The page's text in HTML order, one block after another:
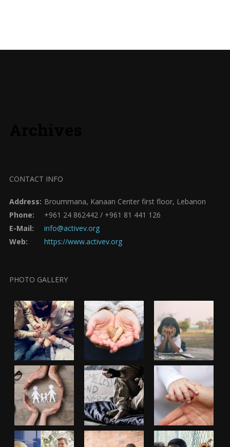
CONTACT INFO
Address: Broummana, Kanaan Center first floor, Lebanon
Phone:
+961 24 862442 / +961 81 441 126
E-Mail:
info@activev.org
Web:
https://www.activev.org
PHOTO GALLERY